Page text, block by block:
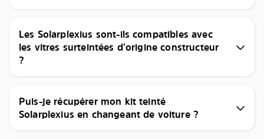
Les Solarplexius sont-ils compatibles avec
les vitres surteintées d’origine constructeur
?
Puis-je récupérer mon kit teinté
Solarplexius en changeant de voiture ?